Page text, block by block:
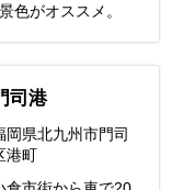
色がオススメ。
司港
岡県北九州市門司
港町